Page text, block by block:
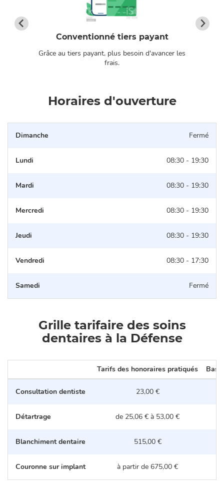
Conventionné tiers payant
Grâce au tiers payant, plus besoin d'avancer les
frais.
Horaires d'ouverture
Dimanche Fermé
Lundi 08:30 - 19:30
Mardi 08:30 - 19:30
Mercredi 08:30 - 19:30
Jeudi 08:30 - 19:30
Vendredi 08:30 - 17:30
Samedi Fermé
Grille tarifaire des soins
dentaires à la Défense
Tarifs des honoraires pratiqués
Consultation dentiste 23,00 €
Détartrage de 25,06 € à 53,00 €
Blanchiment dentaire 515,00 €
Couronne sur implant à partir de 675,00 €